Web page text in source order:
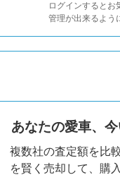
ログインするとお
管理が出来るよう
あなたの愛車、今
複数社の査定額を比
を賢く売却して、購